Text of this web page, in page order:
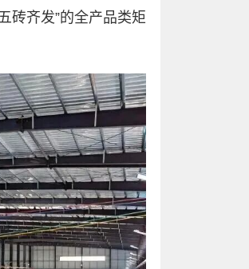
砖齐发”的全产品类矩